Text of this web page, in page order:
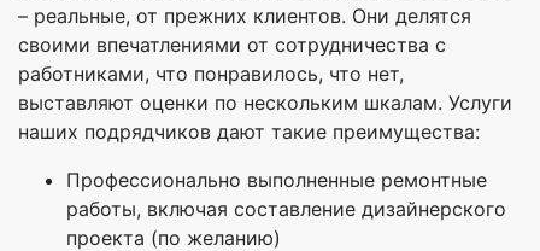
– реальные, от прежних клиентов. Они делятся
своими впечатлениями от сотрудничества с
работниками, что понравилось, что нет,
выставляют оценки по нескольким шкалам. Услуги
наших подрядчиков дают такие преимущества:
Профессионально выполненные ремонтные
работы, включая составление дизайнерского
проекта (по желанию)